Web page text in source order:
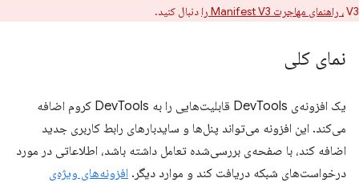
V3، راهنمای مهاجرت Manifest V3 را دنبال کنید.
نمای کلی
یک افزونه‌ی DevTools قابلیت‌هایی را به DevTools کروم اضافه
می‌کند. این افزونه می‌تواند پنل‌ها و سایدبارهای رابط کاربری جدید
اضافه کند، با صفحه‌ی بررسی‌شده تعامل داشته باشد، اطلاعاتی در مورد
درخواست‌های شبکه دریافت کند و موارد دیگر. افزونه‌های ویژه‌ی